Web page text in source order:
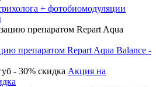
+ фотобиомодуляции
препаратом Repart Aqua Balance -
Акция на